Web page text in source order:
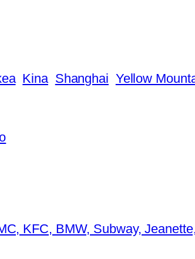
Kina Shanghai Yellow
KFC, BMW, Subway,